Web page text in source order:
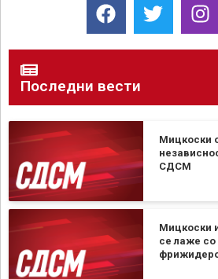
Последни вести
Мицкоски
СДСМ
Мицкоски
се лаже со